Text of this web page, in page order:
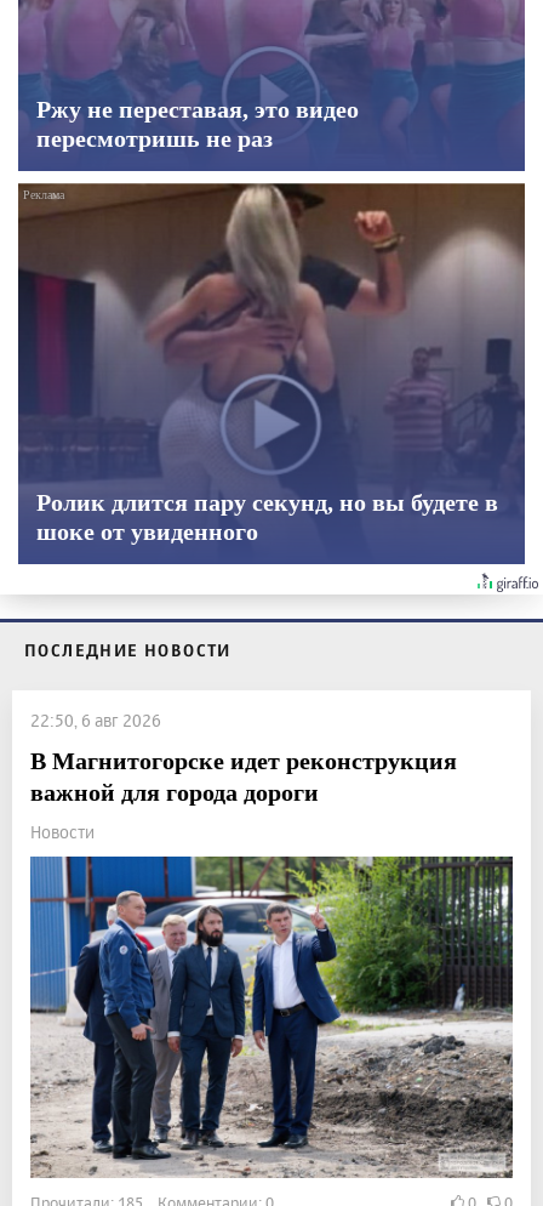
Ржу не переставая, это видео
пересмотришь не раз
Ролик длится пару секунд, но вы будете в
шоке от увиденного
ПОСЛЕДНИЕ НОВОСТИ
22:50, 6 авг 2026
В Магнитогорске идет реконструкция
важной для города дороги
Новости